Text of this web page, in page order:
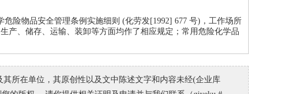
险物品安全管理条例实施细则 (化劳发[1992] 677 号)，工作场所
产、储存、运输、装卸等方面均作了相应规定；常用危险化学品
所在单位，其原创性以及文中陈述文字和内容未经(企业库